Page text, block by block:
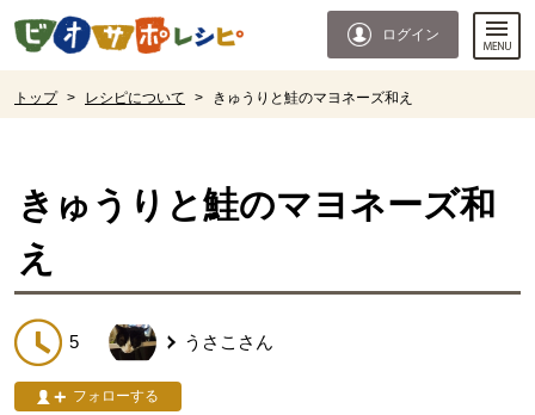
ページの先頭です。
ログイン
トップ > レシピについて > きゅうりと鮭のマヨネーズ和え
きゅうりと鮭のマヨネーズ和
え
5 うさこ さん
フォローする